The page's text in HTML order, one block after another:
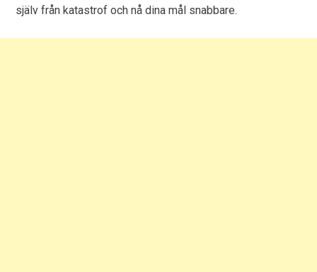
själv från katastrof och nå dina mål snabbare.